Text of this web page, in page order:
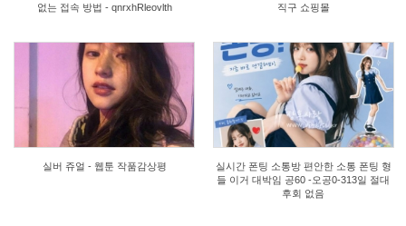
없는 접속 방법 - qnrxhRleovlth
직구 쇼핑몰
실버 쥬얼 - 웹툰 작품감상평
1
실시간 폰팅 소통방 편안한 소통 폰팅 형
들 이거 대박임 공60 -오공0-313일 절대
후회 없음